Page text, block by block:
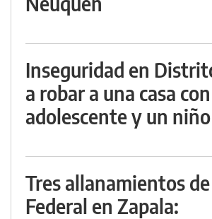
Inseguridad en
a robar a una casa
adolescente y un
Tres allanamientos
Federal en Zapala: